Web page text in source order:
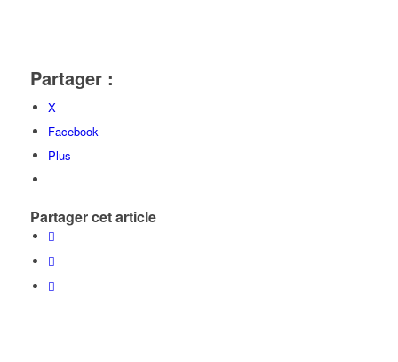
Partager :
X
Facebook
Plus
Partager cet article